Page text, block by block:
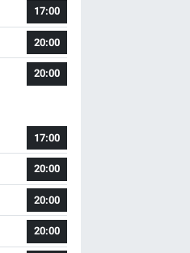
17:00
20:00
20:00
17:00
20:00
20:00
20:00